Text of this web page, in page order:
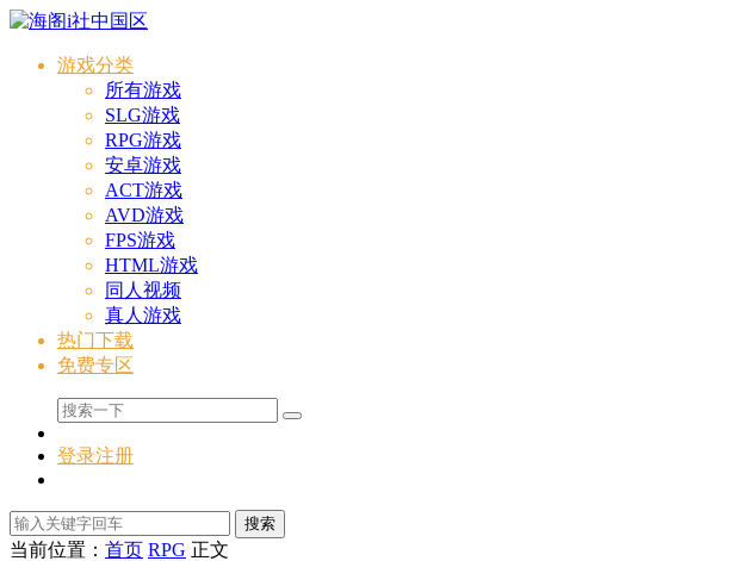
游戏分类
所有游戏
SLG游戏
RPG游戏
安卓游戏
ACT游戏
AVD游戏
FPS游戏
HTML游戏
同人视频
真人游戏
热门下载
免费专区
登录注册
搜索
当前位置： 首页 RPG 正文